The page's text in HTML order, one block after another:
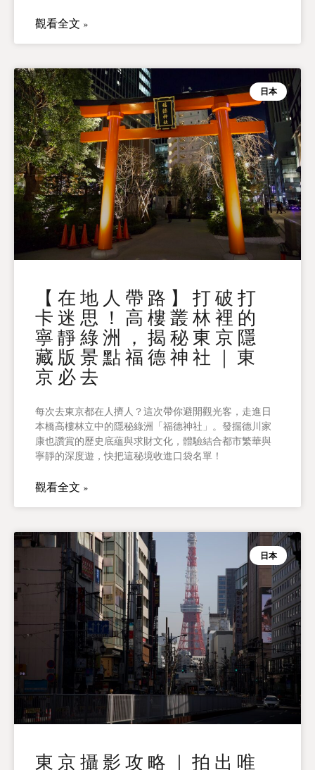
觀看全文 »
日本
【在地人帶路】打破打
卡迷思！高樓叢林裡的
寧靜綠洲，揭秘東京隱
藏版景點福德神社｜東
京必去
每次去東京都在人擠人？這次帶你避開觀光客，走進日
本橋高樓林立中的隱秘綠洲「福德神社」。發掘德川家
康也讚賞的歷史底蘊與求財文化，體驗結合都市繁華與
寧靜的深度遊，快把這秘境收進口袋名單！
觀看全文 »
日本
東京攝影攻略｜拍出唯